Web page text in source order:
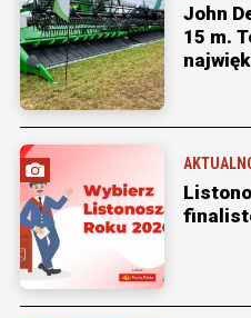
John
15 m.